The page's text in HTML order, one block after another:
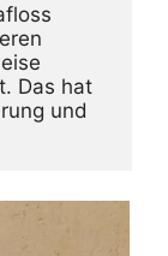
Das hat
und